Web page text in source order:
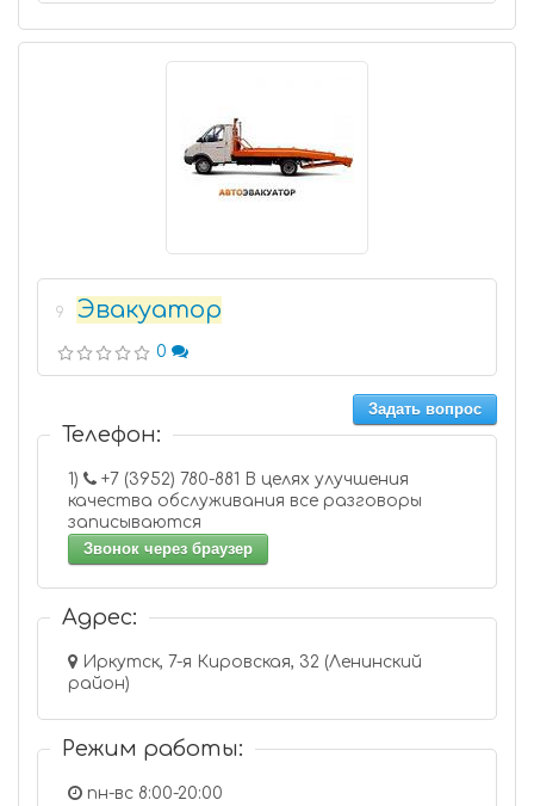
9 Эвакуатор
0
Задать вопрос
Телефон:
1)
качества обслуживания все разговоры
записываются
Звонок через браузер
Адрес:
Иркутск, 7-я Кировская, 32 (Ленинский
район)
Режим работы:
пн-вс 8:00-20:00